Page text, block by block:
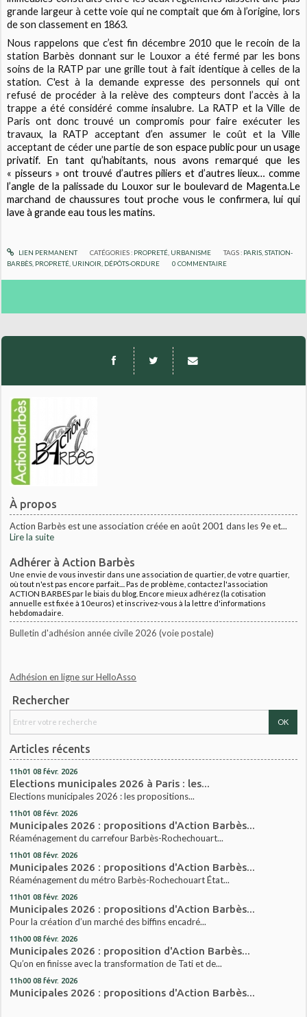
À propos
Action Barbès est une association créée en août 2001 dans les 9e et...
Lire la suite
Adhérer à Action Barbès
Une envie de vous investir dans une association de quartier, de votre quartier,
où tout n'est pas encore parfait.... Pas de problème, contactez l'association
ACTION BARBES par le biais du blog. Encore mieux adhérez (la cotisation
annuelle est fixée à 10euros) et inscrivez-vous à la lettre d'informations
hebdomadaire.
Bulletin d'adhésion année civile 2026 (voie postale)
Adhésion en ligne sur HelloAsso
Rechercher
Articles récents
11h01 08 févr. 2026
Elections municipales 2026 à Paris : les...
Elections municipales 2026 : les propositions...
11h01 08 févr. 2026
Municipales 2026 : propositions d'Action Barbès...
Réaménagement du carrefour Barbès-Rochechouart...
11h01 08 févr. 2026
Municipales 2026 : propositions d'Action Barbès...
Réaménagement du métro Barbès-Rochechouart État...
11h01 08 févr. 2026
Municipales 2026 : propositions d'Action Barbès...
Pour la création d’un marché des biffins encadré...
11h00 08 févr. 2026
Municipales 2026 : proposition d'Action Barbès...
Qu’on en finisse avec la transformation de Tati et de...
11h00 08 févr. 2026
Municipales 2026 : propositions d'Action Barbès...
grande largeur à cette voie qui ne comptait que 6m à l’origine, lors
de son classement en 1863.
Nous rappelons que c’est fin décembre 2010 que le recoin de la
station Barbès donnant sur le Louxor a été fermé par les bons
soins de la RATP par une grille tout à fait identique à celles de la
station. C'est à la demande expresse des personnels qui ont
refusé de procéder à la relève des compteurs dont l’accès à la
trappe a été considéré comme insalubre. La RATP et la Ville de
Paris ont donc trouvé un compromis pour faire exécuter les
travaux, la RATP acceptant d’en assumer le coût et la Ville
acceptant de céder une partie de son espace public pour un usage
privatif. En tant qu’habitants, nous avons remarqué que les
« pisseurs » ont trouvé d’autres piliers et d’autres lieux… comme
l’angle de la palissade du Louxor sur le boulevard de Magenta.Le
marchand de chaussures tout proche vous le confirmera, lui qui
lave à grande eau tous les matins.
LIEN PERMANENT CATÉGORIES : PROPRETÉ, URBANISME TAGS : PARIS ,STATION-
BARBÈS PROPRETÉ URINOIR DÉPÔTS-ORDURE 0 COMMENTAIRE